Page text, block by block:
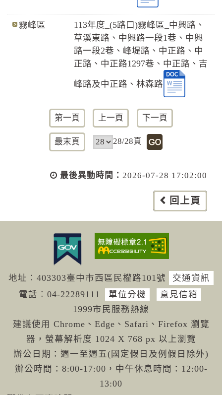
霧峰區
113年度_(5路口)霧峰區_中興路、
草溪東路、中興路一段1巷、中興
路一段2巷、峰堤路、中正路、中
正路、中正路1297巷、中正路、吉
峰路及中正路、林森路
第一頁 上一頁 下一頁
最末頁 28/28頁
最後異動時間： 2026-07-28 17:02:00
回上頁
地址︰403303臺中市西區民權路101號
交通資訊
電話︰04-22289111 單位分機
意見信箱
1999市民服務熱線
建議使用 Chrome、Edge、Safari、Firefox 瀏覽
器，螢幕解析度 1024 X 768 px 以上瀏覽
辦公日期：週一至週五(國定假日及例假日除外)
辦公時間：8:00-17:00，中午休息時間：12:00-
13:00